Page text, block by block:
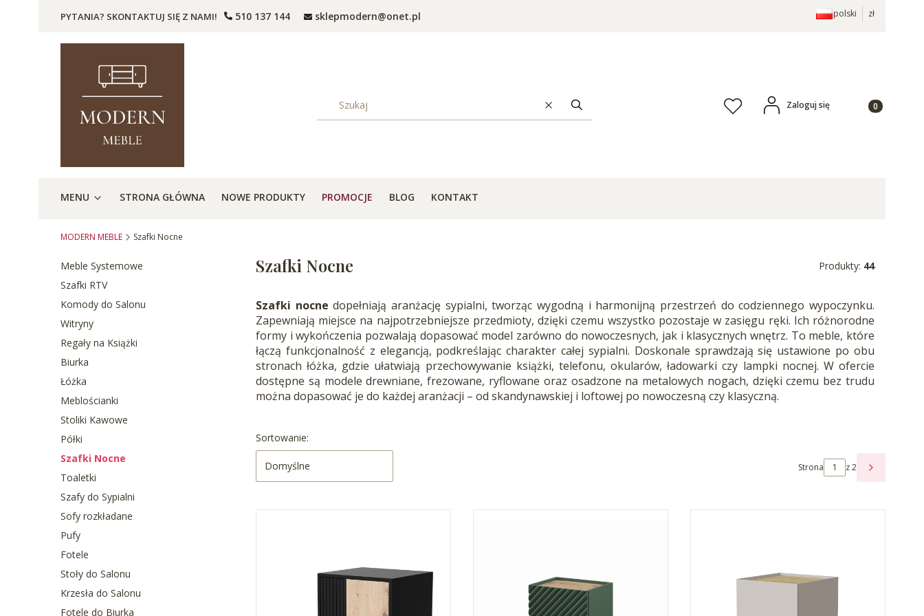
PYTANIA? SKONTAKTUJ SIĘ Z NAMI! 510 137 144 sklepmodern@onet.pl polski zł
WyczyśćSzukaj Ulubione Zaloguj się Produkty w
MENU STRONA GŁÓWNA NOWE PRODUKTY PROMOCJE BLOG KONTAKT
MODERN MEBLE Szafki Nocne
Meble Systemowe
Szafki RTV
Komody do Salonu
Witryny
Regały na Książki
Biurka
Łóżka
Meblościanki
Stoliki Kawowe
Półki
Szafki Nocne
Toaletki
Szafy do Sypialni
Sofy rozkładane
Pufy
Fotele
Stoły do Salonu
Krzesła do Salonu
Fotele do Biurka
Szafki Nocne Produkty: 44
Szafki nocne dopełniają aranżację sypialni, tworząc wygodną i harmonijną przestrzeń do codziennego wypoczynku.
Zapewniają miejsce na najpotrzebniejsze przedmioty, dzięki czemu wszystko pozostaje w zasięgu ręki. Ich różnorodne
formy i wykończenia pozwalają dopasować model zarówno do nowoczesnych, jak i klasycznych wnętrz. To meble, które
łączą funkcjonalność z elegancją, podkreślając charakter całej sypialni. Doskonale sprawdzają się ustawione po obu
stronach łóżka, gdzie ułatwiają przechowywanie książki, telefonu, okularów, ładowarki czy lampki nocnej. W ofercie
dostępne są modele drewniane, frezowane, ryflowane oraz osadzone na metalowych nogach, dzięki czemu bez trudu
można dopasować je do każdej aranżacji – od skandynawskiej i loftowej po nowoczesną czy klasyczną.
Lista produktów
Sortowanie:
Domyślne Strona z 2
NASTĘPNE